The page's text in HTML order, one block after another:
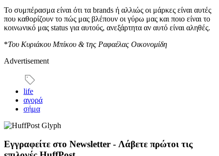
Το συμπέρασμα είναι ότι τα brands ή αλλιώς οι μάρκες είναι αυτές
που καθορίζουν το πώς μας βλέπουν οι γύρω μας και ποιο είναι το
κοινωνικό μας status για αυτούς, ανεξάρτητα αν αυτό είναι αληθές.
*Του Κυριάκου Μπίκου & της Ραφαέλας Οικονομίδη
Advertisement
life
αγορά
σήμα
Εγγραφείτε στο Newsletter - Λάβετε πρώτοι τις